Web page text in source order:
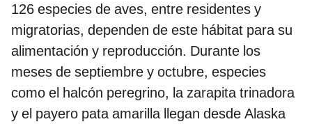
126 especies de aves, entre residentes y
migratorias, dependen de este hábitat para su
alimentación y reproducción. Durante los
meses de septiembre y octubre, especies
como el halcón peregrino, la zarapita trinadora
y el payero pata amarilla llegan desde Alaska